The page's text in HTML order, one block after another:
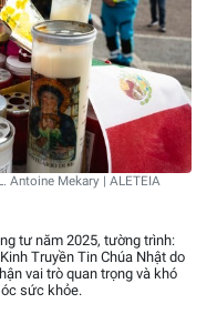
Antoine Mekary | ALETEIA
tư năm 2025, tường trình:
Truyền Tin Chúa Nhật do
vai trò quan trọng và khó
sức khỏe.